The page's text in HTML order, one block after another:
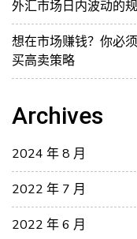
外汇市场日内波动的
想在市场赚钱？你必
买高卖策略
Archives
2024 年 8 月
2022 年 7 月
2022 年 6 月